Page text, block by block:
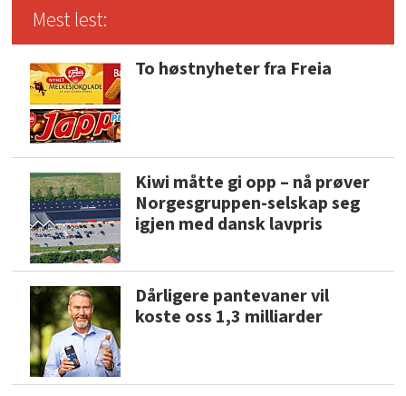
Mest lest:
To høstnyheter fra Freia
Kiwi måtte gi opp – nå prøver
Norgesgruppen-selskap seg
igjen med dansk lavpris
Dårligere pantevaner vil
koste oss 1,3 milliarder